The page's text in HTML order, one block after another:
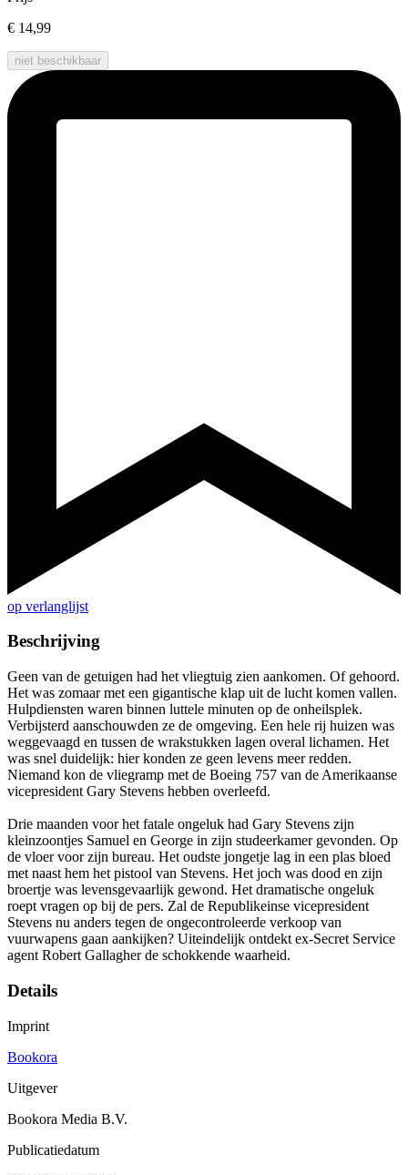
€ 14,99
niet beschikbaar
op verlanglijst
Beschrijving
Geen van de getuigen had het vliegtuig zien aankomen. Of gehoord.
Het was zomaar met een gigantische klap uit de lucht komen vallen.
Hulpdiensten waren binnen luttele minuten op de onheilsplek.
Verbijsterd aanschouwden ze de omgeving. Een hele rij huizen was
weggevaagd en tussen de wrakstukken lagen overal lichamen. Het
was snel duidelijk: hier konden ze geen levens meer redden.
Niemand kon de vliegramp met de Boeing 757 van de Amerikaanse
vicepresident Gary Stevens hebben overleefd.
Drie maanden voor het fatale ongeluk had Gary Stevens zijn
kleinzoontjes Samuel en George in zijn studeerkamer gevonden. Op
de vloer voor zijn bureau. Het oudste jongetje lag in een plas bloed
met naast hem het pistool van Stevens. Het joch was dood en zijn
broertje was levensgevaarlijk gewond. Het dramatische ongeluk
roept vragen op bij de pers. Zal de Republikeinse vicepresident
Stevens nu anders tegen de ongecontroleerde verkoop van
vuurwapens gaan aankijken? Uiteindelijk ontdekt ex-Secret Service
agent Robert Gallagher de schokkende waarheid.
Details
Imprint
Bookora
Uitgever
Bookora Media B.V.
Publicatiedatum